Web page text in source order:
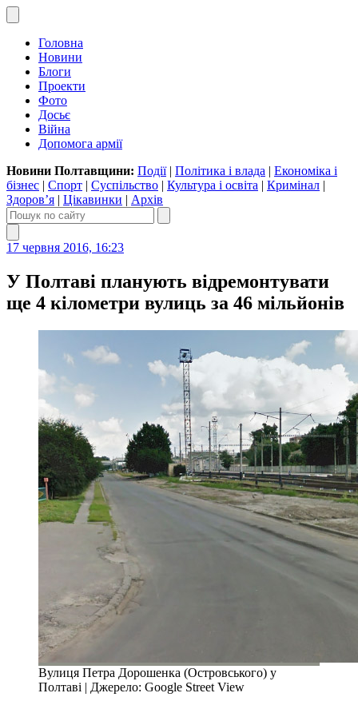
Головна
Новини
Блоги
Проекти
Фото
Досьє
Війна
Допомога армії
Новини Полтавщини: Події| Політика і влада | Економіка і
бізнес | Спорт | Суспільство | Культура і освіта | Кримінал |
Здоров’я | Цікавинки | Архів
17 червня 2016, 16:23
У Полтаві планують відремонтувати
ще 4 кілометри вулиць за 46 мільйонів
Вулиця Петра Дорошенка (Островського) у
Полтаві | Джерело: Google Street View